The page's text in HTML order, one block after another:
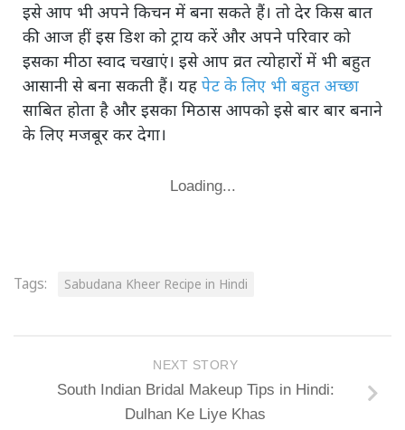
इसे आप भी अपने किचन में बना सकते हैं। तो देर किस बात
की आज हीं इस डिश को ट्राय करें और अपने परिवार को
इसका मीठा स्वाद चखाएं। इसे आप व्रत त्योहारों में भी बहुत
आसानी से बना सकती हैं। यह पेट के लिए भी बहुत अच्छा
साबित होता है और इसका मिठास आपको इसे बार बार बनाने
के लिए मजबूर कर देगा।
Loading...
Tags: Sabudana Kheer Recipe in Hindi
NEXT STORY
South Indian Bridal Makeup Tips in Hindi:
Dulhan Ke Liye Khas